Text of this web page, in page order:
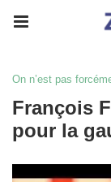
On n’est pas
François
pour la